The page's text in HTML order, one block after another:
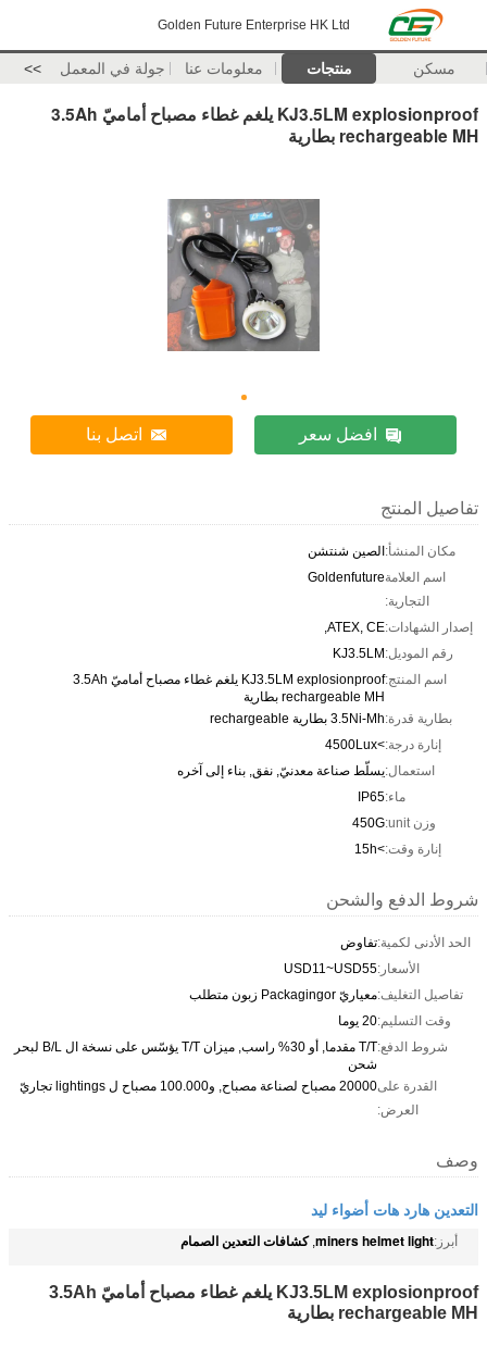
Golden Future Enterprise HK Ltd
مسكن منتجات معلومات عنا جولة في المعمل >>
KJ3.5LM explosionproof يلغم غطاء مصباح أماميّ 3.5Ah
rechargeable MH بطارية
افضل سعر اتصل بنا
تفاصيل المنتج
مكان المنشأ:الصين شنتشن
اسم العلامة
التجارية:
Goldenfuture
إصدار الشهادات:ATEX, CE,
رقم الموديل:KJ3.5LM
اسم المنتج:
KJ3.5LM explosionproof يلغم غطاء مصباح أماميّ 3.5Ah
rechargeable MH بطارية
بطارية قدرة:3.5Ni-Mh بطارية rechargeable
إنارة درجة:>4500Lux
استعمال:يسلّط صناعة معدنيّ, نفق, بناء إلى آخره
ماء:IP65
وزن unit:
450G
إنارة وقت:>15h
شروط الدفع والشحن
الحد الأدنى لكمية:تفاوض
الأسعار:USD11~USD55
تفاصيل التغليف:معياريّ Packagingor زبون متطلب
وقت التسليم:20 يوما
شروط الدفع:
T/T مقدما, أو 30% راسب, ميزان T/T يؤسّس على نسخة ال B/L لبحر
شحن
القدرة على
العرض:
20000 مصباح لصناعة مصباح, و100.000 مصباح ل lightings تجاريّ
وصف
التعدين هارد هات أضواء ليد
أبرز:miners helmet light
,كشافات التعدين الصمام
KJ3.5LM explosionproof يلغم غطاء مصباح أماميّ 3.5Ah
rechargeable MH بطارية